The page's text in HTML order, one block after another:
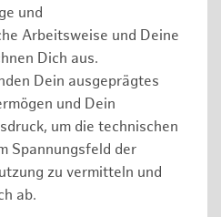
und
Arbeitsweise und Deine
Dich aus.
Dein ausgeprägtes
und Dein
um die technischen
Spannungsfeld der
zu vermitteln und
ab.